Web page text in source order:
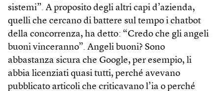
sistemi”. A proposito degli altri capi d’azienda,
quelli che cercano di battere sul tempo i chatbot
della concorrenza, ha detto: “Credo che gli angeli
buoni vinceranno”. Angeli buoni? Sono
abbastanza sicura che Google, per esempio, li
abbia licenziati quasi tutti, perché avevano
pubblicato articoli che criticavano l’ia o perché